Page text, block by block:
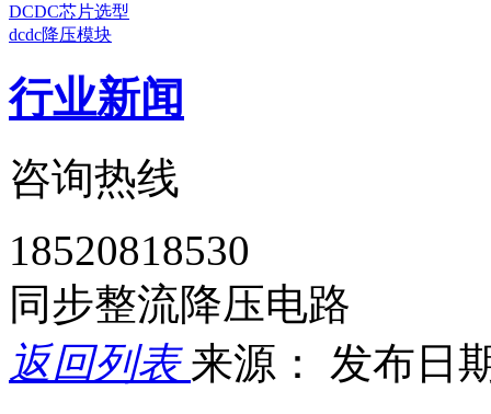
DCDC芯片选型
dcdc降压模块
行业新闻
咨询热线
18520818530
同步整流降压电路
返回列表来源： 发布日